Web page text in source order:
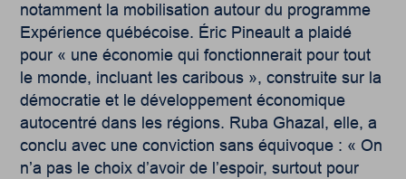
notamment la mobilisation autour du programme
Expérience québécoise. Éric Pineault a plaidé
pour « une économie qui fonctionnerait pour tout
le monde, incluant les caribous », construite sur la
démocratie et le développement économique
autocentré dans les régions. Ruba Ghazal, elle, a
conclu avec une conviction sans équivoque : « On
n’a pas le choix d’avoir de l’espoir, surtout pour